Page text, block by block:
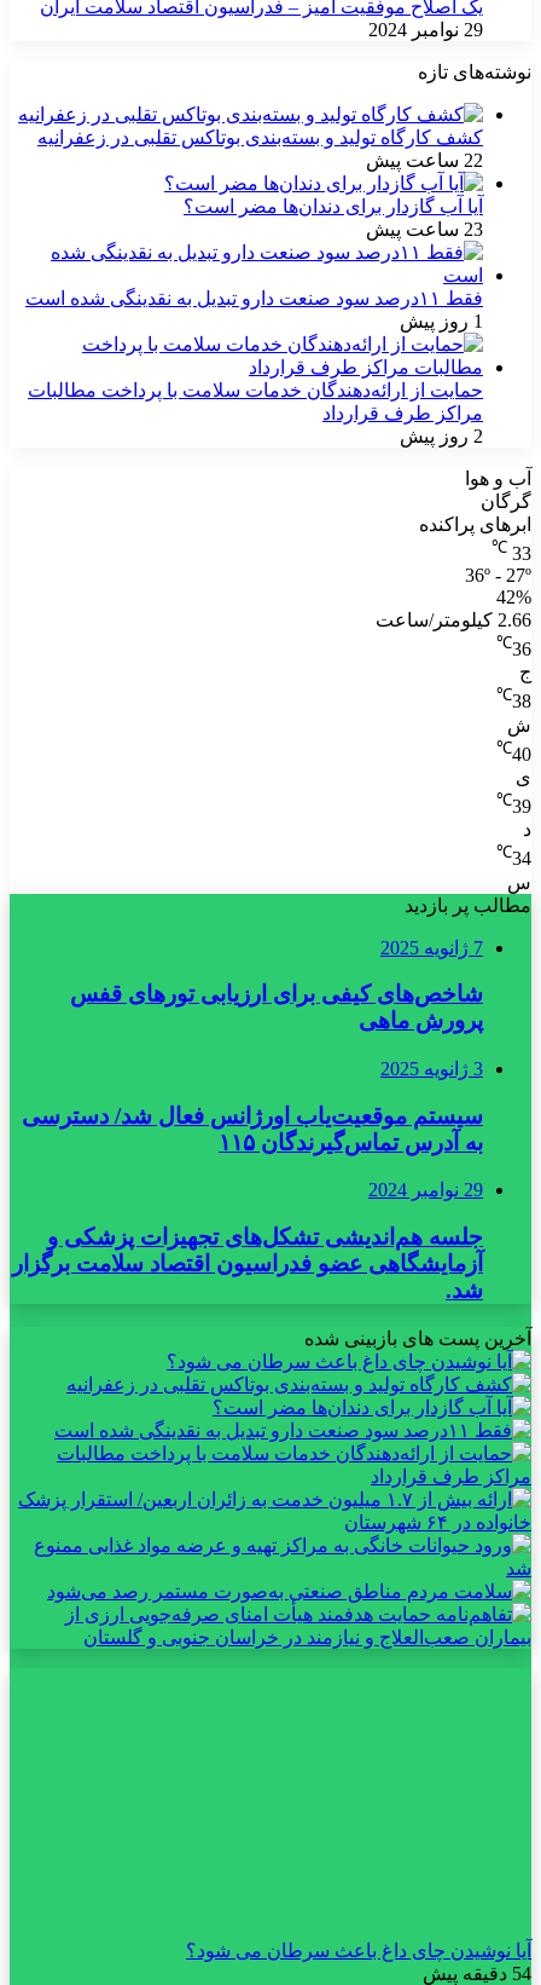
یک اصلاح موفقیت آمیز – فدراسیون اقتصاد سلامت ایران
29 نوامبر 2024
نوشته‌های تازه
کشف کارگاه تولید و بسته‌بندی بوتاکس تقلبی در زعفرانیه
22 ساعت پیش
آیا آب گازدار برای دندان‌ها مضر است؟
23 ساعت پیش
فقط ۱۱‌درصد سود صنعت دارو تبدیل به نقدینگی شده است
1 روز پیش
حمایت از ارائه‌دهندگان خدمات سلامت با پرداخت مطالبات
مراکز طرف قرارداد
2 روز پیش
آب و هوا
گرگان
ابرهای پراکنده
33
℃
36º - 27º
42%
2.66 کیلومتر/ساعت
36
℃
ج
38
℃
ش
40
℃
ی
39
℃
د
34
℃
س
مطالب پر بازدید
7 ژانویه 2025
شاخص‌های کیفی برای ارزیابی تورهای قفس
پرورش ماهی
3 ژانویه 2025
سیستم موقعیت‌یاب اورژانس فعال شد/ دسترسی
به آدرس تماس‌گیرندگان ۱۱۵
29 نوامبر 2024
جلسه هم‌اندیشی تشکل‌های تجهیزات پزشکی و
آزمایشگاهی عضو فدراسیون اقتصاد سلامت برگزار
شد.
آخرین پست های بازبینی شده
آیا نوشیدن چای داغ باعث سرطان می شود؟
54 دقیقه پیش